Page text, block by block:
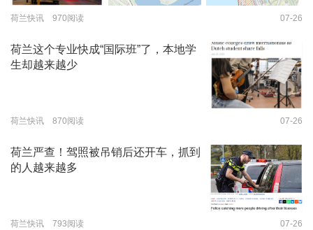
荷兰快讯 970阅读 07-26
荷兰这个专业快成“国际班”了，本地学
生却越来越少
荷兰快讯 870阅读 07-26
荷兰严查！驾照被吊销后还开车，抓到
的人越来越多
荷兰快讯 793阅读 07-26